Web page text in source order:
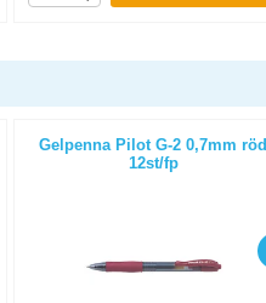
Gelpenna Pilot G-2 0,7mm röd
12st/fp